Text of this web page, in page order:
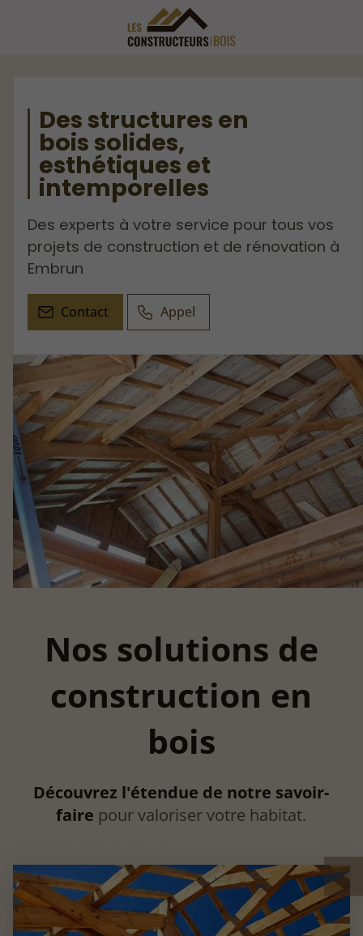
Des structures en
bois solides,
esthétiques et
intemporelles
Des experts à votre service pour tous vos
projets de construction et de rénovation à
Embrun
Contact Appel
Nos solutions de
construction en
bois
Découvrez l'étendue de notre savoir-
faire pour valoriser votre habitat.